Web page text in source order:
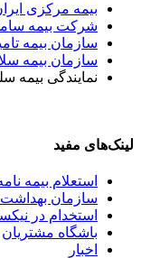
بیمه مرکزی
شرکت بیمه
سازمان بیمه
سازمان بیمه
نمایندگی بیمه
لینک‌های مفید
استعلام بیمه
سازمان
استخدام در
باشگاه مشتریان
اخبار